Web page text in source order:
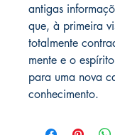
antigas
que, à primeira
totalmente
mente e o
para uma nova
conhecimento.